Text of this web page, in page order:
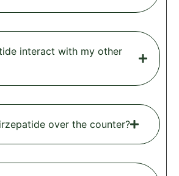
interact with my other
over the counter?